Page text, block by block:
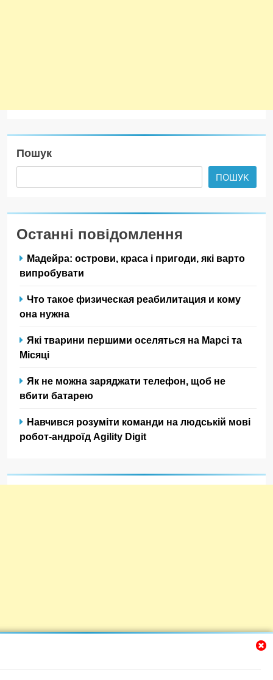
Пошук
ПОШУК
Останні повідомлення
Мадейра: острови, краса і пригоди, які варто
випробувати
Что такое физическая реабилитация и кому
она нужна
Які тварини першими оселяться на Марсі та
Місяці
Як не можна заряджати телефон, щоб не
вбити батарею
Навчився розуміти команди на людській мові
робот-андроїд Agility Digit